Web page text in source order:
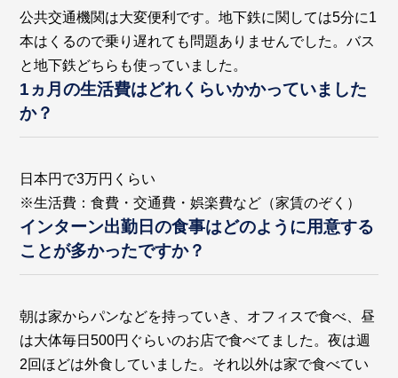
公共交通機関は大変便利です。地下鉄に関しては5分に1
本はくるので乗り遅れても問題ありませんでした。バス
と地下鉄どちらも使っていました。
1ヵ月の生活費はどれくらいかかっていました
か？
日本円で3万円くらい
※生活費：食費・交通費・娯楽費など（家賃のぞく）
インターン出勤日の食事はどのように用意する
ことが多かったですか？
朝は家からパンなどを持っていき、オフィスで食べ、昼
は大体毎日500円ぐらいのお店で食べてました。夜は週
2回ほどは外食していました。それ以外は家で食べてい